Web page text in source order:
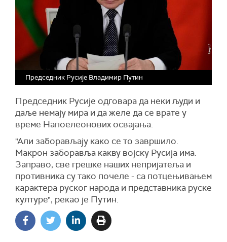
Председник Русије Владимир Путин
Председник Русије одговара да неки људи и
даље немају мира и да желе да се врате у
време Напоелеонових освајања.
"Али заборављају како се то завршило.
Макрон заборавља какву војску Русија има.
Заправо, све грешке наших непријатеља и
противника су тако почеле - са потцењивањем
карактера руског народа и представника руске
културе", рекао је Путин.